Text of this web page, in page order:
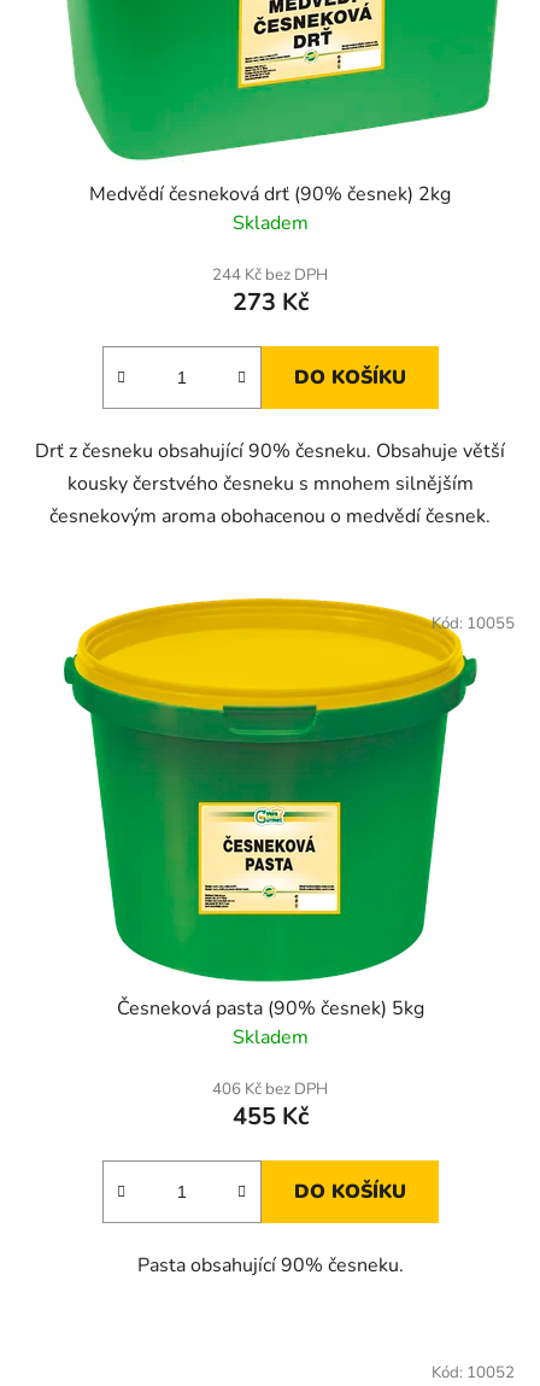
Medvědí česneková drť (90% česnek) 2kg
Skladem
244 Kč bez DPH
273 Kč
DO KOŠÍKU
Drť z česneku obsahující 90% česneku. Obsahuje větší
kousky čerstvého česneku s mnohem silnějším
česnekovým aroma obohacenou o medvědí česnek.
Česneková pasta (90% česnek) 5kg
Skladem
406 Kč bez DPH
455 Kč
DO KOŠÍKU
Pasta obsahující 90% česneku.
Kód: 10055
Kód: 10052